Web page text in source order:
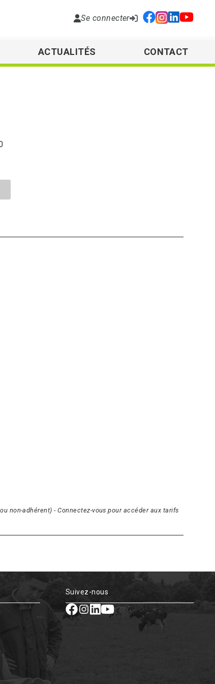
Se connecter
ACTUALITÉS CONTACT
non-adhérent) - Connectez-vous pour accéder aux tarifs
Suivez-nous